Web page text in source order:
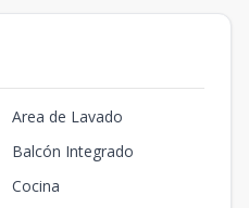
Area de Lavado
Balcón Integrado
Cocina